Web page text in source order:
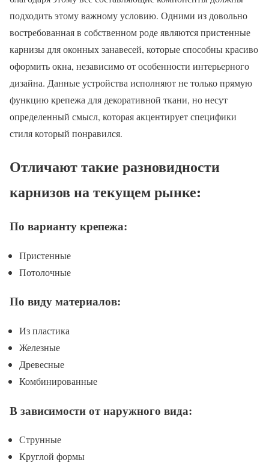
подходить этому важному условию. Одними из довольно
востребованная в собственном роде являются пристенные
карнизы для оконных занавесей, которые способны красиво
оформить окна, независимо от особенности интерьерного
дизайна. Данные устройства исполняют не только прямую
функцию крепежа для декоративной ткани, но несут
определенный смысл, которая акцентирует специфики
стиля который понравился.
Отличают такие разновидности
карнизов на текущем рынке:
По варианту крепежа:
Пристенные
Потолочные
По виду материалов:
Из пластика
Железные
Древесные
Комбинированные
В зависимости от наружного вида:
Струнные
Круглой формы